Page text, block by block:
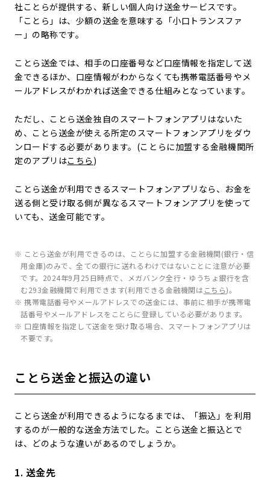
社ことらが提供する、新しい個人向け送金サービスです。
「ことら」は、少額の送金を意味する「小口トランスファ
ー」の略称です。
ことら送金では、相手の口座番号など口座情報を指定して送
金できるほか、口座情報がわからなくても携帯電話番号やメ
ールアドレスがわかれば送金できる仕組みとなっています。
ただし、ことら送金独自のスマートフォンアプリはないた
め、ことら送金が使える所定のスマートフォンアプリをダウ
ンロードする必要があります。(ことらに加盟する金融機関所
定のアプリはこちら )
ことら送金が利用できるスマートフォンアプリなら、お金を
送る側と受け取る側が異なるスマートフォンアプリを使って
いても、送金可能です。
※ ことら送金が利用できるのは、ことらに加盟する金融機関(銀行・信
用金庫)のみで、全ての銀行に送れるわけではないことに注意が必要
です。2024年9月25日時点で、メガバンク全行・ゆうちょ銀行を含
む293金融機関で利用できます(利用できる金融機関は こちら)。
※ 携帯電話番号やメールアドレスでの送金には、事前に相手が携帯電
話番号やメールアドレスをことらに登録している必要があります。
※ 口座情報を指定して送金を受け取る場合、スマートフォンアプリは
不要です。
ことら送金と振込の違い
ことら送金が利用できるようになるまでは、「振込」を利用
するのが一般的な送金方法でした。ことら送金と振込とで
は、どのような違いがあるのでしょうか。
1. 送金先